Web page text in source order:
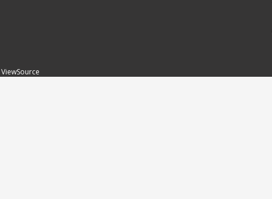
ViewSource